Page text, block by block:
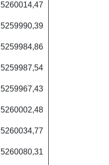
5260014,47
5259990,39
5259984,86
5259987,54
5259967,43
5260002,48
5260034,77
5260080,31